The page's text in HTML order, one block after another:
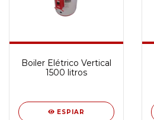
Boiler Elétrico Vertical
1500 litros
ESPIAR